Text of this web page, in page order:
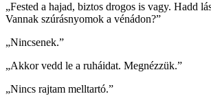
„Fested a hajad, biztos drogos is vagy. Hadd
Vannak szúrásnyomok a vénádon?”
„Nincsenek.”
„Akkor vedd le a ruháidat. Megnézzük.”
„Nincs rajtam melltartó.”